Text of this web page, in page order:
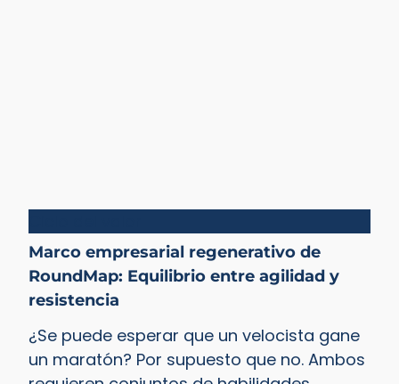
Marco empresarial regenerativo de
RoundMap: Equilibrio entre agilidad y
resistencia
¿Se puede esperar que un velocista gane
un maratón? Por supuesto que no. Ambos